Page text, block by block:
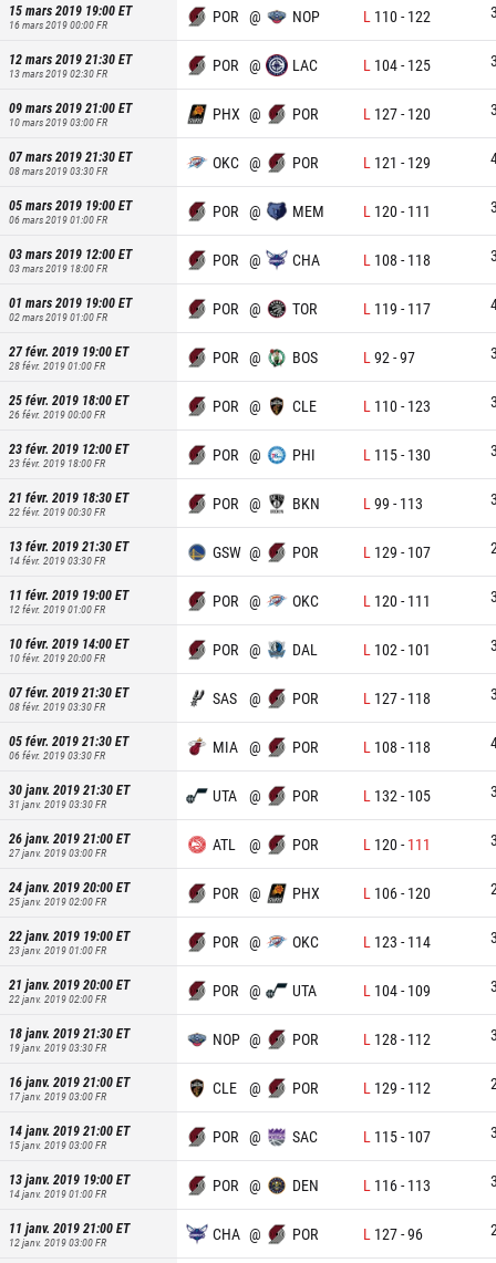
15 mars 2019 19:00ET
16 mars 2019 00:00FR POR @ NOP L 110- 122
12 mars 2019 21:30ET
13 mars 2019 02:30FR POR @ LAC L 104- 125
09 mars 2019 21:00ET
10 mars 2019 03:00FR PHX @ POR L 127- 120
07 mars 2019 21:30ET
08 mars 2019 03:30FR OKC @ POR L 121 - 129
05 mars 2019 19:00ET
06 mars 2019 01:00FR POR @ MEM L 120- 111
03 mars 2019 12:00ET
03 mars 2019 18:00FR POR @ CHA L 108 - 118
01 mars 2019 19:00ET
02 mars 2019 01:00FR POR @ TOR L 119 - 117
27 févr. 2019 19:00ET
28 févr. 2019 01:00FR POR @ BOS L 92 -97
25 févr. 2019 18:00ET
26 févr. 2019 00:00FR POR @ CLE L 110- 123
23 févr. 2019 12:00ET
23 févr. 2019 18:00FR POR @ PHI L 115- 130
21 févr. 2019 18:30ET
22 févr. 2019 00:30FR POR @ BKN L 99 - 113
13 févr. 2019 21:30ET
14 févr. 2019 03:30FR GSW @ POR L 129 - 107
11 févr. 2019 19:00ET
12 févr. 2019 01:00FR POR @ OKC L 120- 111
10 févr. 2019 14:00ET
10 févr. 2019 20:00FR POR @ DAL L 102 - 101
07 févr. 2019 21:30ET
08 févr. 2019 03:30FR SAS @ POR L 127- 118
05 févr. 2019 21:30ET
06 févr. 2019 03:30FR MIA @ POR L 108 - 118
30 janv. 2019 21:30ET
31 janv. 2019 03:30FR UTA @ POR L 132 - 105
26 janv. 2019 21:00ET
27 janv. 2019 03:00FR ATL @ POR L 120- 111
24 janv. 2019 20:00ET
25 janv. 2019 02:00FR POR @ PHX L 106- 120
22 janv. 2019 19:00ET
23 janv. 2019 01:00FR POR @ OKC L 123 - 114
21 janv. 2019 20:00ET
22 janv. 2019 02:00FR POR @ UTA L 104- 109
18 janv. 2019 21:30ET
19 janv. 2019 03:30FR NOP @ POR L 128 - 112
16 janv. 2019 21:00ET
17 janv. 2019 03:00FR CLE @ POR L 129 - 112
14 janv. 2019 21:00ET
15 janv. 2019 03:00FR POR @ SAC L 115- 107
13 janv. 2019 19:00ET
14 janv. 2019 01:00FR POR @ DEN L 116- 113
11 janv. 2019 21:00ET
12 janv. 2019 03:00FR CHA @ POR L 127-96